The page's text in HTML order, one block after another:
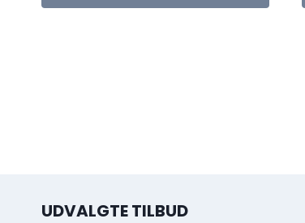
UDVALGTE TILBUD